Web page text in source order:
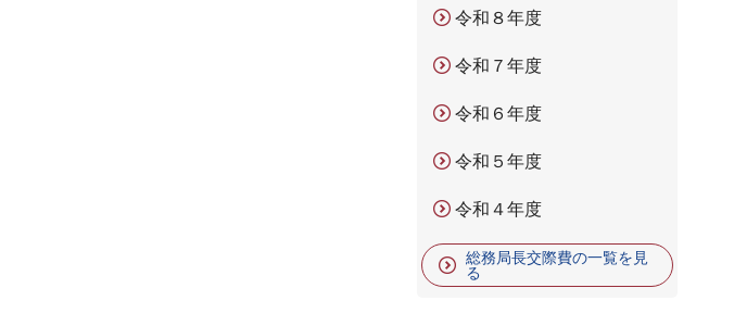
令和８年度
令和７年度
令和６年度
令和５年度
令和４年度
総務局長交際費の一覧を見
る